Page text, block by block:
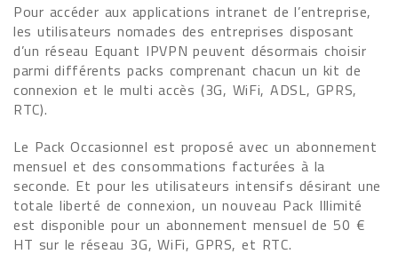
Pour accéder aux applications intranet de l’entreprise,
les utilisateurs nomades des entreprises disposant
d’un réseau Equant IPVPN peuvent désormais choisir
parmi différents packs comprenant chacun un kit de
connexion et le multi accès (3G, WiFi, ADSL, GPRS,
RTC).
Le Pack Occasionnel est proposé avec un abonnement
mensuel et des consommations facturées à la
seconde. Et pour les utilisateurs intensifs désirant une
totale liberté de connexion, un nouveau Pack Illimité
est disponible pour un abonnement mensuel de 50 €
HT sur le réseau 3G, WiFi, GPRS, et RTC.